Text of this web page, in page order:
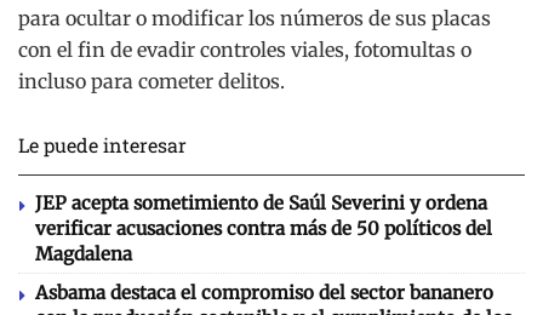
para ocultar o modificar los números de sus placas
con el fin de evadir controles viales, fotomultas o
incluso para cometer delitos.
Le puede interesar
JEP acepta sometimiento de Saúl Severini y ordena
verificar acusaciones contra más de 50 políticos del
Magdalena
Asbama destaca el compromiso del sector bananero